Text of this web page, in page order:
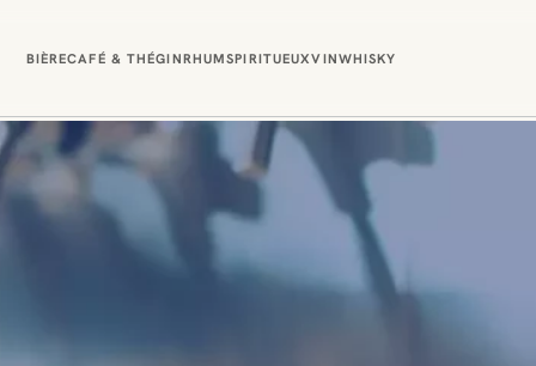
BIÈRECAFÉ & THÉGINRHUMSPIRITUEUXVINWHISKY